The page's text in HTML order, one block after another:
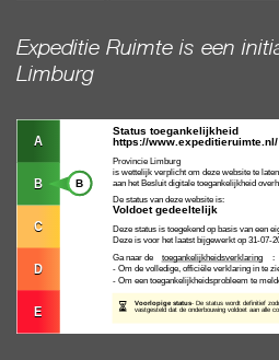
Expeditie Ruimte is een
Limburg